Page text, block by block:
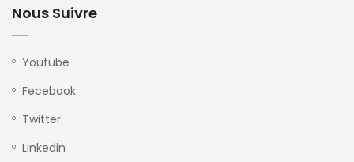
Nous Suivre
Youtube
Fecebook
Twitter
Linkedin